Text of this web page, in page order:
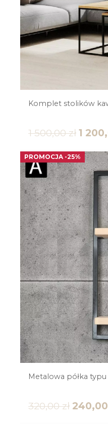
Komplet stolików
1 500,00zł 1
PROMOCJA -25%
Metalowa półka
320,00zł 240,00